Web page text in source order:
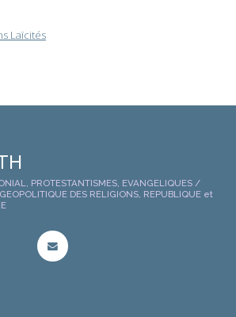
Laïcités
PROTESTANTISMES, EVANGELIQUES /
DES RELIGIONS, REPUBLIQUE et